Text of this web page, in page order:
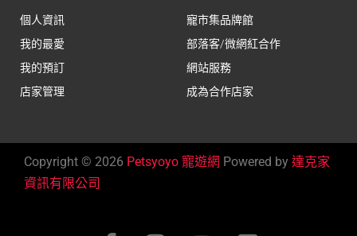
個人資訊
我的最愛
我的預訂
店家管理
寵市集品牌館
部落客/微網紅合作
網站服務
成為合作店家
Copyright © 2026 Petsyoyo 寵遊網 Powered by 達克家
資訊有限公司